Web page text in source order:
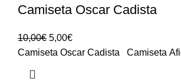
Camiseta Oscar Cadista
10,00€ 5,00€
Camiseta Oscar Cadista Camiseta